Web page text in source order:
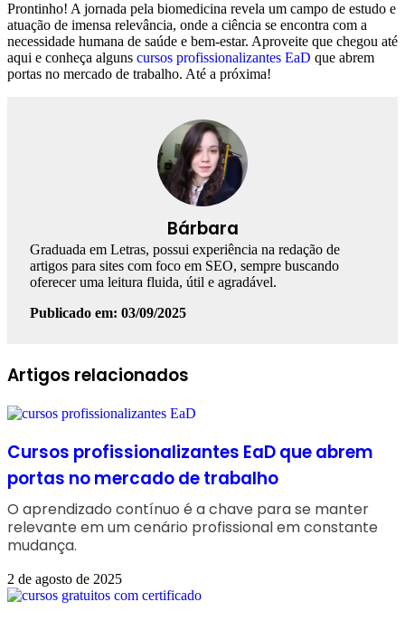
Prontinho! A jornada pela biomedicina revela um campo de estudo e
atuação de imensa relevância, onde a ciência se encontra com a
necessidade humana de saúde e bem-estar. Aproveite que chegou até
aqui e conheça alguns cursos profissionalizantes EaD que abrem
portas no mercado de trabalho. Até a próxima!
Bárbara
Graduada em Letras, possui experiência na redação de
artigos para sites com foco em SEO, sempre buscando
oferecer uma leitura fluida, útil e agradável.
Publicado em: 03/09/2025
Facebook
Linkedin
WhatsApp
Telegram
Artigos relacionados
Cursos profissionalizantes EaD que abrem
portas no mercado de trabalho
O aprendizado contínuo é a chave para se manter
relevante em um cenário profissional em constante
mudança.
2 de agosto de 2025